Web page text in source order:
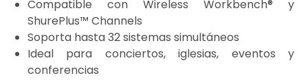
Compatible con Wireless Workbench® y
ShurePlus™ Channels
Soporta hasta 32 sistemas simultáneos
Ideal para conciertos, iglesias, eventos y
conferencias